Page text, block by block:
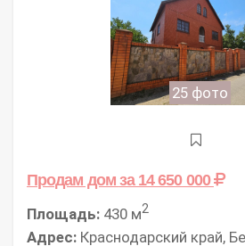
25 фото
Продам домза 14 650 000
Площадь: 430 м2
Адрес: Краснодарский край,